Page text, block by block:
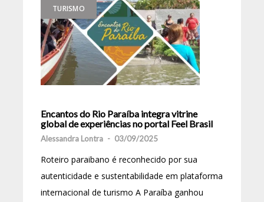
TURISMO
Encantos do Rio Paraíba integra vitrine
global de experiências no portal Feel Brasil
Alessandra Lontra - 03/09/2025
Roteiro paraibano é reconhecido por sua
autenticidade e sustentabilidade em plataforma
internacional de turismo A Paraíba ganhou